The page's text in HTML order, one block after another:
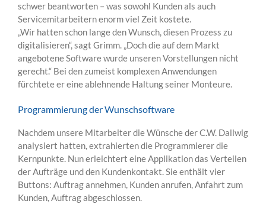
schwer beantworten – was sowohl Kunden als auch
Servicemitarbeitern enorm viel Zeit kostete.
„Wir hatten schon lange den Wunsch, diesen Prozess zu
digitalisieren“, sagt Grimm. „Doch die auf dem Markt
angebotene Software wurde unseren Vorstellungen nicht
gerecht.“ Bei den zumeist komplexen Anwendungen
fürchtete er eine ablehnende Haltung seiner Monteure.
Programmierung der Wunschsoftware
Nachdem unsere Mitarbeiter die Wünsche der C.W. Dallwig
analysiert hatten, extrahierten die Programmierer die
Kernpunkte. Nun erleichtert eine Applikation das Verteilen
der Aufträge und den Kundenkontakt. Sie enthält vier
Buttons: Auftrag annehmen, Kunden anrufen, Anfahrt zum
Kunden, Auftrag abgeschlossen.